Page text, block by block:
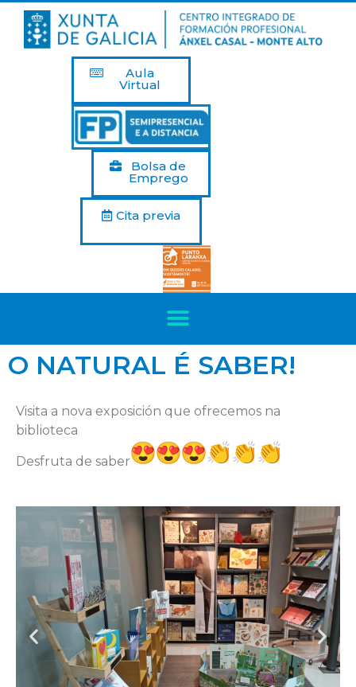
Aula
Virtual
Bolsa de
Emprego
Cita previa
O NATURAL É SABER!
Visita a nova exposición que ofrecemos na
biblioteca
Desfruta de saber